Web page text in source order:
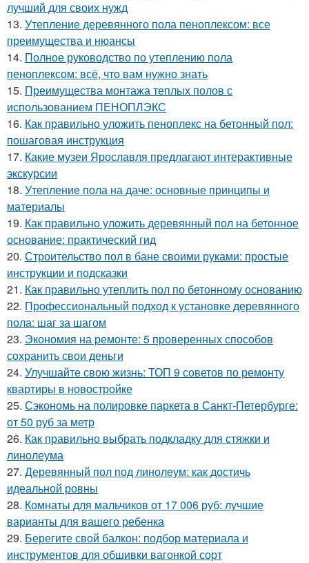
лучший для своих нужд
13. Утепление деревянного пола пеноплексом: все
преимущества и нюансы
14. Полное руководство по утеплению пола
пеноплексом: всё, что вам нужно знать
15. Преимущества монтажа теплых полов с
использованием ПЕНОПЛЭКС
16. Как правильно уложить пеноплекс на бетонный пол:
пошаговая инструкция
17. Какие музеи Ярославля предлагают интерактивные
экскурсии
18. Утепление пола на даче: основные принципы и
материалы
19. Как правильно уложить деревянный пол на бетонное
основание: практический гид
20. Строительство пол в бане своими руками: простые
инструкции и подсказки
21. Как правильно утеплить пол по бетонному основанию
22. Профессиональный подход к установке деревянного
пола: шаг за шагом
23. Экономия на ремонте: 5 проверенных способов
сохранить свои деньги
24. Улучшайте свою жизнь: ТОП 9 советов по ремонту
квартиры в новостройке
25. Сэкономь на полировке паркета в Санкт-Петербурге:
от 50 руб за метр
26. Как правильно выбрать подкладку для стяжки и
линолеума
27. Деревянный пол под линолеум: как достичь
идеальной ровны
28. Комнаты для мальчиков от 17 006 руб: лучшие
варианты для вашего ребенка
29. Берегите свой балкон: подбор материала и
инструментов для обшивки вагонкой сорт